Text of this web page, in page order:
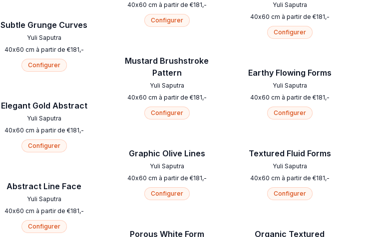
Subtle Grunge Curves
Yuli Saputra
40x60 cm à partir de €181,-
Configurer
Elegant Gold Abstract
Yuli Saputra
40x60 cm à partir de €181,-
Configurer
Abstract Line Face
Yuli Saputra
40x60 cm à partir de €181,-
Configurer
40x60 cm à partir de €181,-
Configurer
Mustard Brushstroke
Pattern
Yuli Saputra
40x60 cm à partir de €181,-
Configurer
Graphic Olive Lines
Yuli Saputra
40x60 cm à partir de €181,-
Configurer
Porous White Form
Yuli Saputra
40x60 cm à partir de €181,-
Configurer
Earthy Flowing Forms
Yuli Saputra
40x60 cm à partir de €181,-
Configurer
Textured Fluid Forms
Yuli Saputra
40x60 cm à partir de €181,-
Configurer
Organic Textured